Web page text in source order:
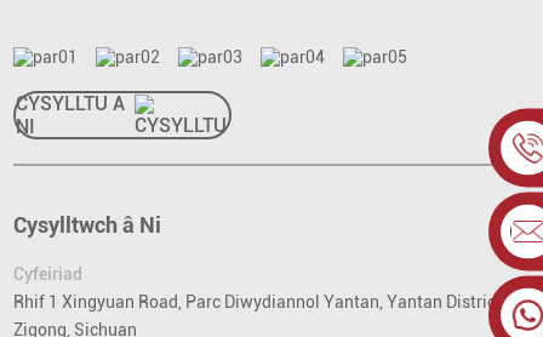
CYSYLLTU Â
NI
Cysylltwch â Ni
Cyfeiriad
Rhif 1 Xingyuan Road, Parc Diwydiannol Yantan, Yantan District,
Zigong, Sichuan